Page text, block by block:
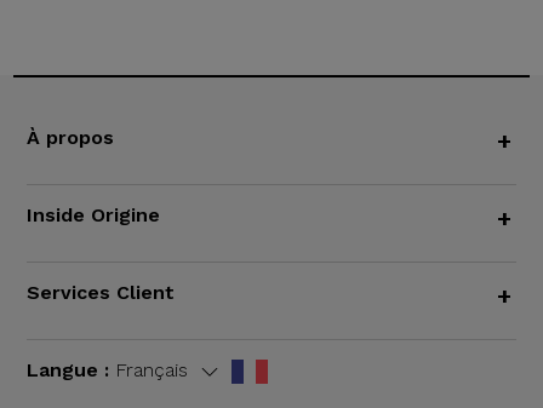
À propos +
Inside Origine +
Services Client +
Langue : Français